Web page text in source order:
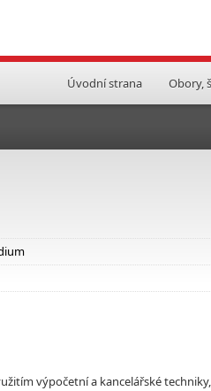
Úvodní strana Obory,
výpočetní a kancelářské